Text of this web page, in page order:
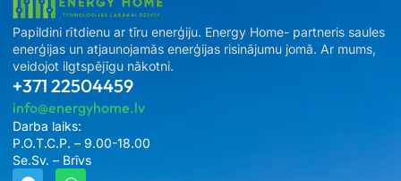
Papildini rītdienu ar tīru enerģiju. Energy Home- partneris saules
enerģijas un atjaunojamās enerģijas risinājumu jomā. Ar mums,
veidojot ilgtspējīgu nākotni.
+371 22504459
info@energyhome.lv
Darba laiks:
P.O.T.C.P. – 9.00-18.00
Se.Sv. – Brīvs